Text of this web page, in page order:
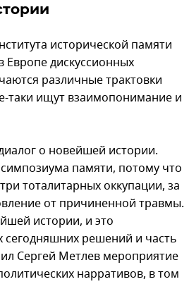
исторической памяти
Европе дискуссионных
различные трактовки
таки ищут взаимопонимание и
о новейшей истории.
памяти, потому что
тоталитарных оккупации, за
от причиненной травмы.
истории, и это
решений и часть
Сергей Метлев мероприятие
нарративов, в том